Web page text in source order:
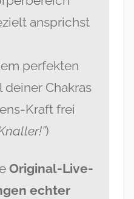
ansprichst
perfekten
Chakras
Kraft frei
)
Original-Live-
echter